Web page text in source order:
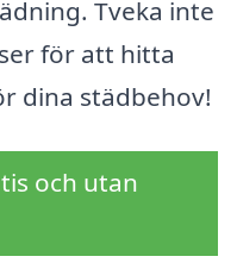
Tveka inte
för att hitta
dina städbehov!
och utan